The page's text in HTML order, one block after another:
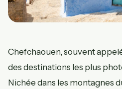
Chefchaouen, souvent
des destinations les plus
Nichée dans les montagnes